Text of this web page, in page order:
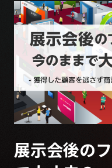
Recruit
展示会後の